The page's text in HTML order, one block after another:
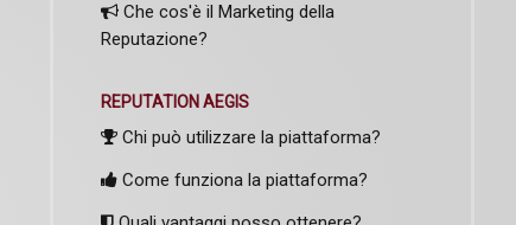
Che cos'è il Marketing della
Reputazione?
REPUTATION AEGIS
Chi può utilizzare la piattaforma?
Come funziona la piattaforma?